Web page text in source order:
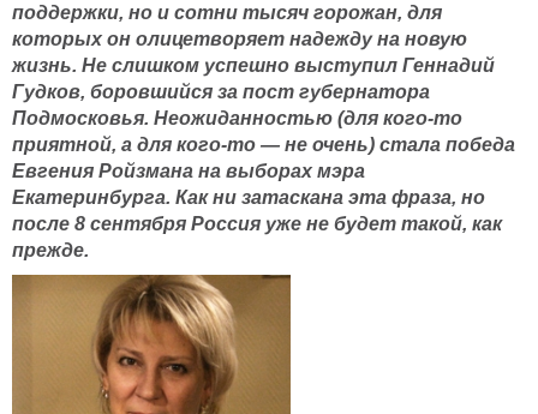
поддержки, но и сотни тысяч горожан, для
которых он олицетворяет надежду на новую
жизнь. Не слишком успешно выступил Геннадий
Гудков, боровшийся за пост губернатора
Подмосковья. Неожиданностью (для кого-то
приятной, а для кого-то — не очень) стала победа
Евгения Ройзмана на выборах мэра
Екатеринбурга. Как ни затаскана эта фраза, но
после 8 сентября Россия уже не будет такой, как
прежде.